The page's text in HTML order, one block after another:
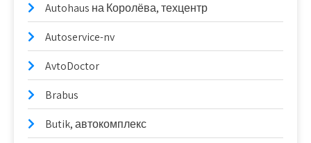
Autohaus на Королёва, техцентр
Autoservice-nv
AvtoDoctor
Brabus
Butik, автокомплекс